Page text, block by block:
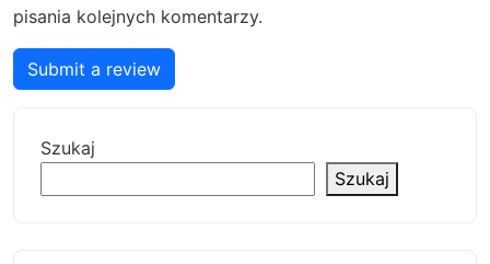
pisania kolejnych komentarzy.
Submit a review
Szukaj
Szukaj